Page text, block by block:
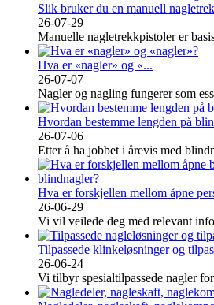
Slik bruker du en manuell
26-07-29
Manuelle nagletrekkpistoler er
Hva er «nagler» og «...
26-07-07
Nagler og nagling fungerer som
Hvordan bestemme lengden på
26-07-06
Etter å ha jobbet i årevis med
Hva er forskjellen mellom åpne
26-06-29
Vi vil veilede deg med relevant
Tilpassede klinkeløsninger og
26-06-24
Vi tilbyr spesialtilpassede nagler